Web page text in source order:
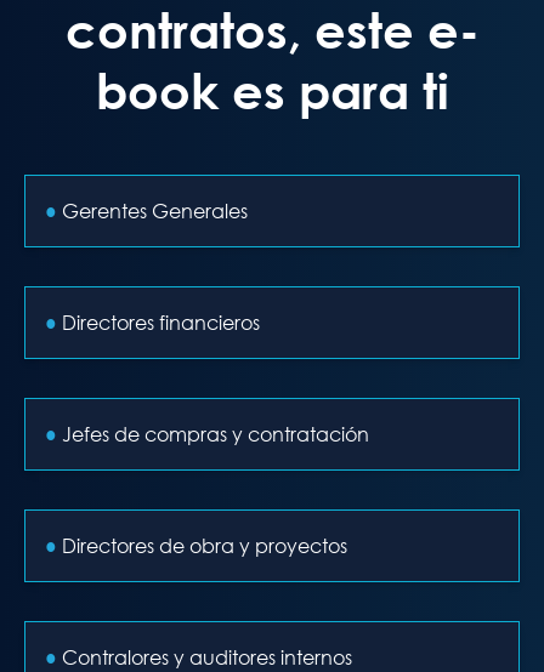
contratos, este e-
book es para ti
● Gerentes Generales
● Directores financieros
● Jefes de compras y contratación
● Directores de obra y proyectos
● Contralores y auditores internos